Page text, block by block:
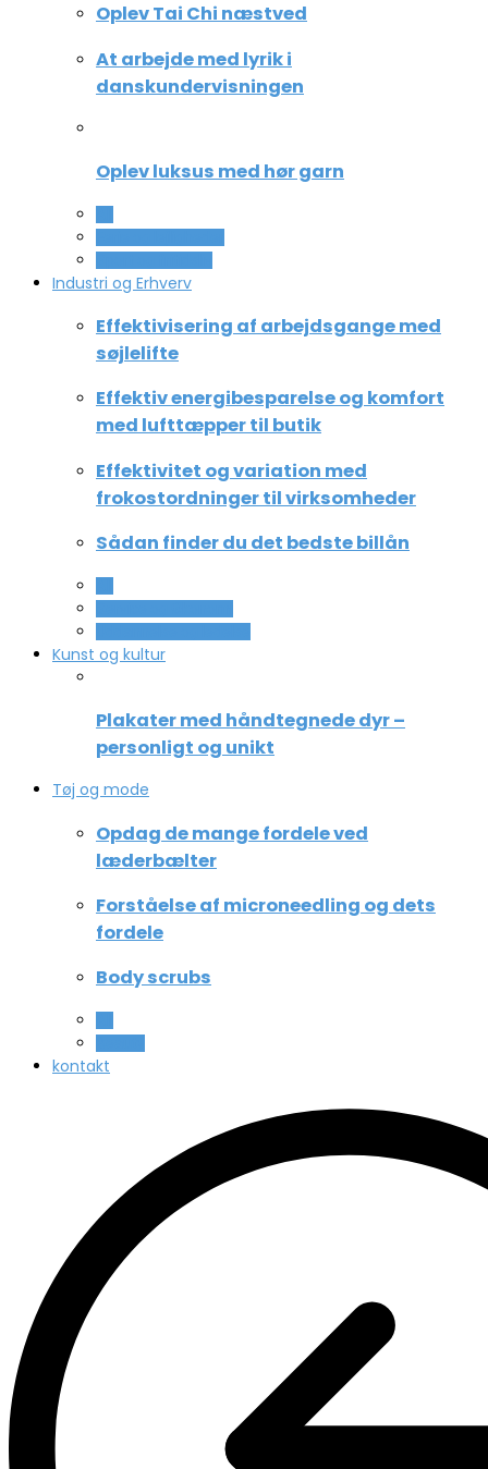
Oplev Tai Chi næstved
At arbejde med lyrik i
danskundervisningen
Oplev luksus med hør garn
Industri og Erhverv
Effektivisering af arbejdsgange med
søjlelifte
Effektiv energibesparelse og komfort
med lufttæpper til butik
Effektivitet og variation med
frokostordninger til virksomheder
Sådan finder du det bedste billån
Kunst og kultur
Plakater med håndtegnede dyr –
personligt og unikt
Tøj og mode
Opdag de mange fordele ved
læderbælter
Forståelse af microneedling og dets
fordele
Body scrubs
kontakt